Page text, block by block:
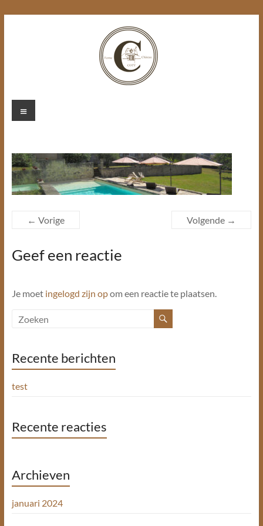
Chateau
Menu
← Vorige Volgende →
Geef een reactie
Je moet ingelogd zijn opom een reactie te plaatsen.
Recente berichten
test
Recente reacties
Archieven
januari 2024